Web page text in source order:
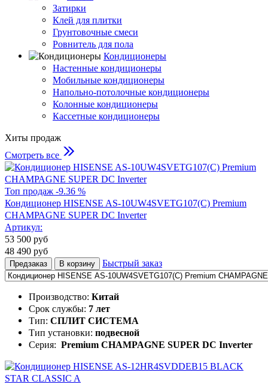
Затирки
Клей для плитки
Грунтовочные смеси
Ровнитель для пола
Кондиционеры
Настенные кондиционеры
Мобильные кондиционеры
Напольно-потолочные кондиционеры
Колонные кондиционеры
Кассетные кондиционеры
Хиты продаж
Смотреть все
Топ продаж -9.36 %
Кондиционер HISENSE AS-10UW4SVETG107(С) Premium
CHAMPAGNE SUPER DC Inverter
Артикул:
53 500 руб
48 490 руб
Предзаказ В корзину Быстрый заказ
Производство: Китай
Срок службы: 7 лет
Тип: СПЛИТ СИСТЕМА
Тип установки: подвесной
Серия: Premium CHAMPAGNE SUPER DC Inverter